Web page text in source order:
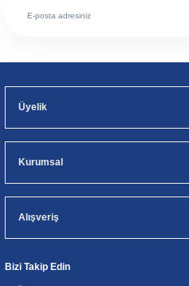
Üyelik
Kurumsal
Alışveriş
Bizi Takip Edin